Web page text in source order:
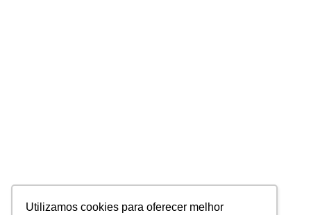
Utilizamos cookies para oferecer melhor